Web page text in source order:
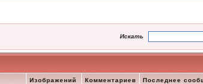
Искать
Изображений Комментариев Последнее